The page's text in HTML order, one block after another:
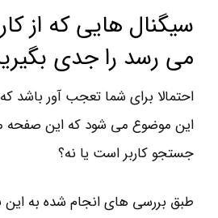
سیگنال هایی که از
می رسد را جدی
احتمالا برای شما تعجب آور باشد
این موضوع می شود که این صفحه
جستجو کاربر است یا نه؟
طبق بررسی های انجام شده به